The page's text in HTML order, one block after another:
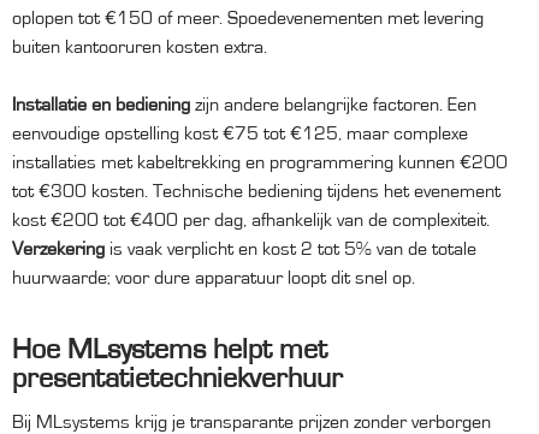
oplopen tot €150 of meer. Spoedevenementen met levering
buiten kantooruren kosten extra.
Installatie en bediening zijn andere belangrijke factoren. Een
eenvoudige opstelling kost €75 tot €125, maar complexe
installaties met kabeltrekking en programmering kunnen €200
tot €300 kosten. Technische bediening tijdens het evenement
kost €200 tot €400 per dag, afhankelijk van de complexiteit.
Verzekering is vaak verplicht en kost 2 tot 5% van de totale
huurwaarde; voor dure apparatuur loopt dit snel op.
Hoe MLsystems helpt met
presentatietechniekverhuur
Bij MLsystems krijg je transparante prijzen zonder verborgen